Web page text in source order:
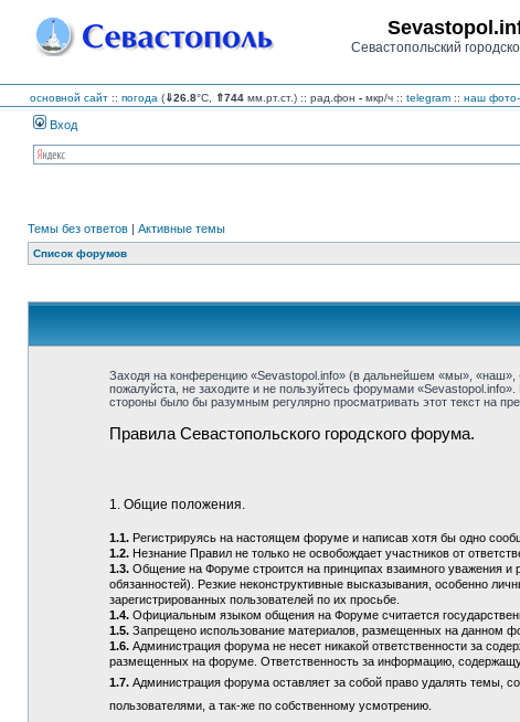
Севастопольский
основной сайт :: погода (⇓26.8°C, ⇑744 мм.рт.ст.) :: рад.фон - мкр/ч :: telegram :: наш
Вход
Темы без ответов | Активные темы
Список форумов
Заходя на конференцию «Sevastopol.info» (в дальнейшем «мы», «наш»,
пожалуйста, не заходите и не пользуйтесь форумами
стороны было бы разумным регулярно просматривать этот текст на
Правила Севастопольского городского форума.
1. Общие положения.
1.1.Регистрируясь на настоящем форуме и написав хотя бы одно
1.2.Незнание Правил не только не освобождает участников от
1.3.Общение на Форуме строится на принципах взаимного уважения и
обязанностей). Резкие неконструктивные высказывания, особенно
зарегистрированных пользователей по их просьбе.
1.4.Официальным языком общения на Форуме считается
1.5.Запрещено использование материалов, размещенных на данном
1.6. Администрация форума не несет никакой ответственности за
размещенных на форуме. Ответственность за информацию,
1.7. Администрация форума оставляет за собой право удалять темы,
пользователями, а так-же по собственному усмотрению.